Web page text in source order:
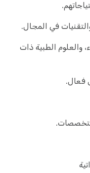
في المجال.
والعلوم الطبية ذات
فعال.